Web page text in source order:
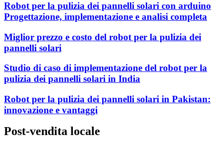
Robot per la pulizia dei pannelli solari con arduino
Progettazione, implementazione e analisi completa
Miglior prezzo e costo del robot per la pulizia dei
pannelli solari
Studio di caso di implementazione del robot per la
pulizia dei pannelli solari in India
Robot per la pulizia dei pannelli solari in Pakistan:
innovazione e vantaggi
Post-vendita locale